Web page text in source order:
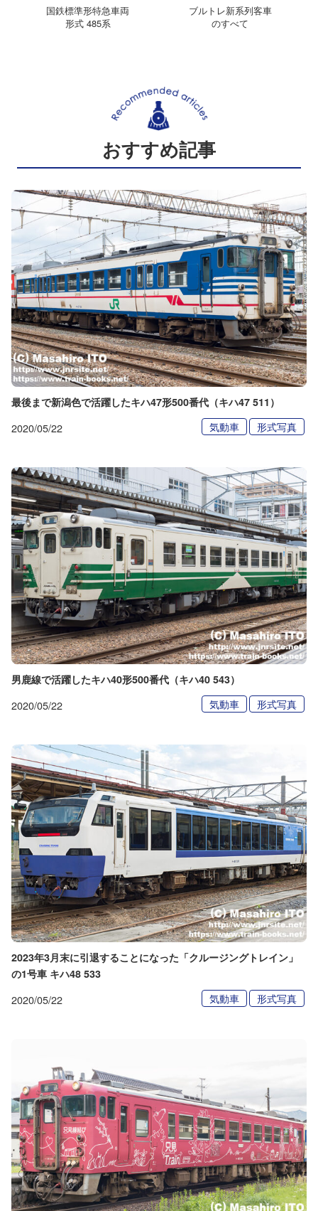
国鉄標準形特急車両
形式 485系
ブルトレ新系列客車
のすべて
おすすめ記事
最後まで新潟色で活躍したキハ47形500番代（キハ47 511）
2020/05/22 気動車 形式写真
男鹿線で活躍したキハ40形500番代（キハ40 543）
2020/05/22 気動車 形式写真
2023年3月末に引退することになった「クルージングトレイン」
の1号車 キハ48 533
2020/05/22 気動車 形式写真